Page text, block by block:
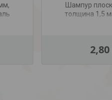
Шампур
толщина 1,5
2,80